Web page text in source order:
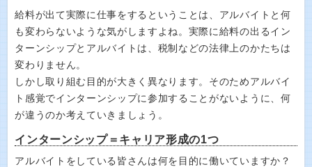
給料が出て実際に仕事をするということは、アルバイトと何
も変わらないような気がしますよね。実際に給料の出るイン
ターンシップとアルバイトは、税制などの法律上のかたちは
変わりません。
しかし取り組む目的が大きく異なります。そのためアルバイ
ト感覚でインターンシップに参加することがないように、何
が違うのか考えていきましょう。
インターンシップ＝キャリア形成の1つ
アルバイトをしている皆さんは何を目的に働いていますか？